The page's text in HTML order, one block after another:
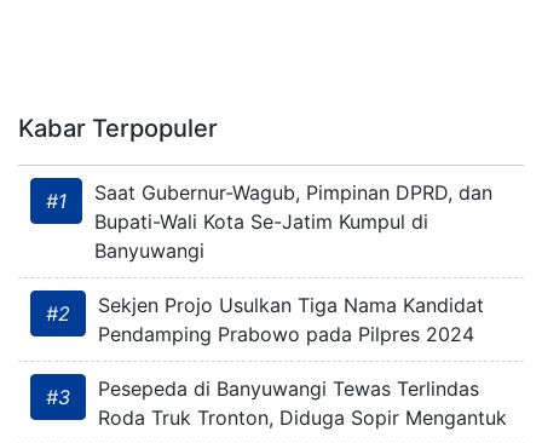
Kabar Terpopuler
#1
Saat Gubernur-Wagub, Pimpinan DPRD, dan
Bupati-Wali Kota Se-Jatim Kumpul di
Banyuwangi
#2
Sekjen Projo Usulkan Tiga Nama Kandidat
Pendamping Prabowo pada Pilpres 2024
#3
Pesepeda di Banyuwangi Tewas Terlindas
Roda Truk Tronton, Diduga Sopir Mengantuk